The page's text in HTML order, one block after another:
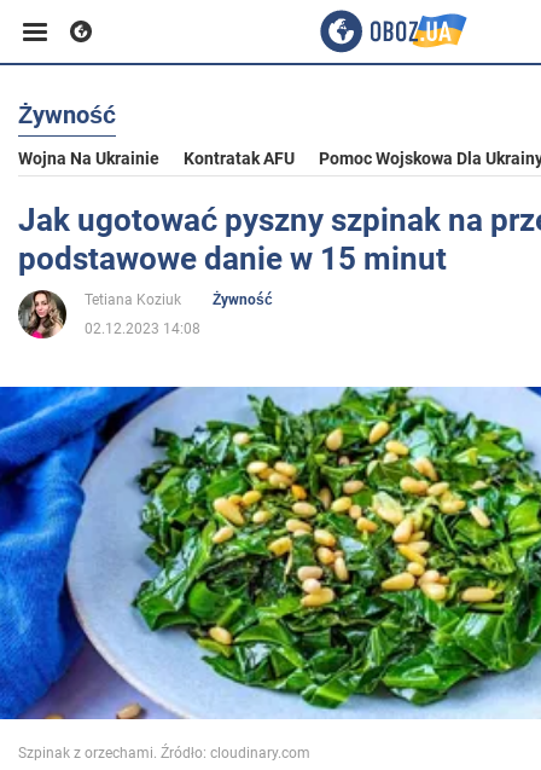
Biznes
Sport
Rozrywka
Polityka
Społeczeństwo
Wojna na Ukrainie
Świat
Jedzenie
Żywność
Wojna Na Ukrainie Kontratak AFU Pomoc Wojskowa Dla
Jak ugotować pyszny szpinak na
podstawowe danie w 15 minut
Tetiana Koziuk
Żywność
02.12.2023 14:08
Szpinak z orzechami. Źródło: cloudinary.com